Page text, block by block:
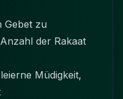
Gebet zu
der Rakaat
Müdigkeit,